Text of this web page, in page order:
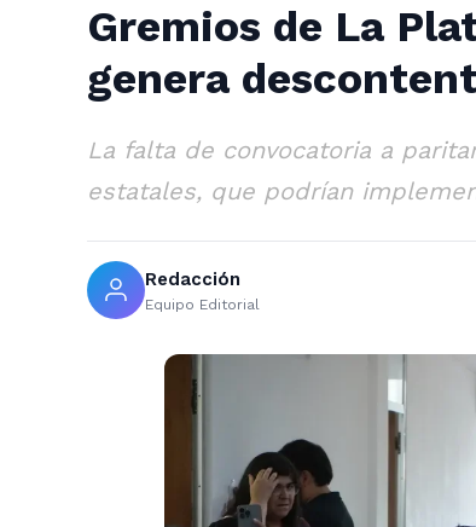
Gremios de La
genera
La falta de convocatoria a
estatales, que podrían
Redacción
Equipo Editorial